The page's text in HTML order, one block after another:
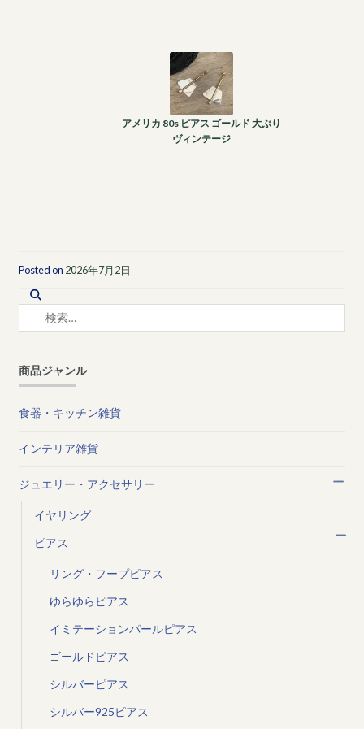
アメリカ 80s ピアス ゴールド 大ぶり
ヴィンテージ
Posted on 2026年7月2日
索:
商品ジャンル
食器・キッチン雑貨
インテリア雑貨
ジュエリー・アクセサリー
イヤリング
ピアス
リング・フープピアス
ゆらゆらピアス
イミテーションパールピアス
ゴールドピアス
シルバーピアス
シルバー925ピアス